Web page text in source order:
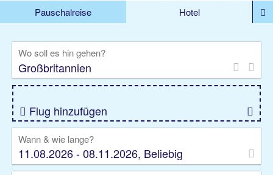
Pauschalreise
Hotel
Rundreise
Kreuzfahrt
Gruppenreise
Camper Privattransfer
Wo soll es hin gehen?
Flug hinzufügen
Wann & wie lange?
11.08.2026 - 08.11.2026, Beliebig